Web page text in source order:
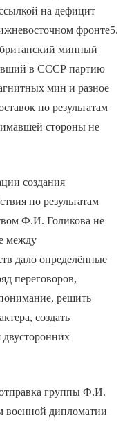
на дефицит
фронте5.
минный
в СССР партию
мин и разное
по результатам
стороны не
создания
по результатам
Ф.И. Голикова не
между
дало определённые
переговоров,
решить
создать
двусторонних
группы Ф.И.
военной дипломатии